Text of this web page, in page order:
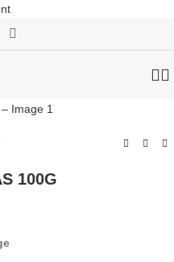
100G